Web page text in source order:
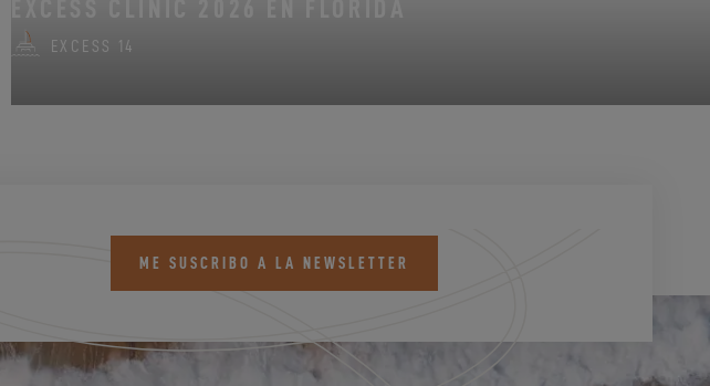
EXCESS 14
ME SUSCRIBO A LA NEWSLETTER